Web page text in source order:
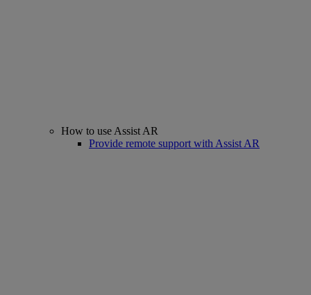
How to use Assist AR
Provide remote support with Assist AR